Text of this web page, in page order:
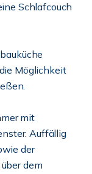
Schlafcouch
Möglichkeit
mit
Auffällig
der
dem